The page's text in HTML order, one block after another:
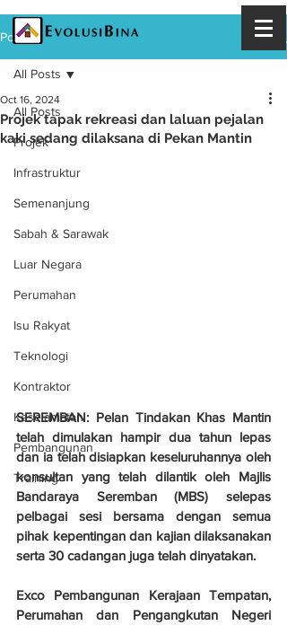
Post
All Posts
Projek
Infrastruktur
Semenanjung
Sabah & Sarawak
Luar Negara
Perumahan
Isu Rakyat
Teknologi
Kontraktor
Keselamatan
Pembangunan
Training
All Posts
Projek tapak rekreasi dan laluan pejalan
kaki sedang dilaksana di Pekan Mantin
Oct 16, 2024
SEREMBAN: Pelan Tindakan Khas Mantin
telah dimulakan hampir dua tahun lepas
dan ia telah disiapkan keseluruhannya oleh
konsultan yang telah dilantik oleh Majlis
Bandaraya Seremban (MBS) selepas
pelbagai sesi bersama dengan semua
pihak kepentingan dan kajian dilaksanakan
serta 30 cadangan juga telah dinyatakan.
Exco Pembangunan Kerajaan Tempatan,
Perumahan dan Pengangkutan Negeri